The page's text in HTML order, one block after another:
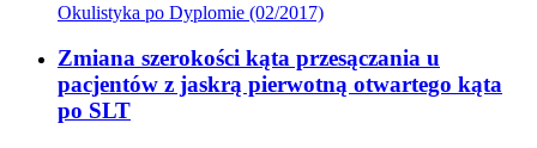
Okulistyka po Dyplomie (02/2017)
Zmiana szerokości kąta przesączania u
pacjentów z jaskrą pierwotną otwartego kąta
po SLT